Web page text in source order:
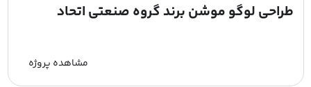
طراحی لوگو موشن برند گروه صنعتی اتحاد
مشاهده پروژه